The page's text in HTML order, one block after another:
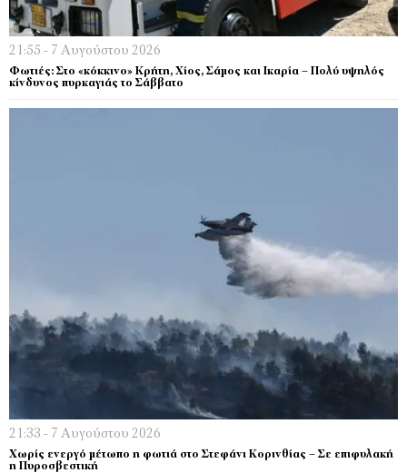
21:55 - 7 Αυγούστου 2026
Φωτιές: Στο «κόκκινο» Κρήτη, Χίος, Σάμος και Ικαρία – Πολύ υψηλός
κίνδυνος πυρκαγιάς το Σάββατο
21:33 - 7 Αυγούστου 2026
Χωρίς ενεργό μέτωπο η φωτιά στο Στεφάνι Κορινθίας – Σε επιφυλακή
η Πυροσβεστική